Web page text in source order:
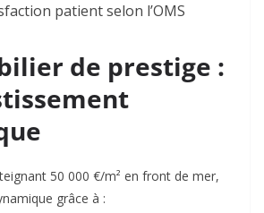
patient selon l’OMS
de prestige :
50 000 €/m² en front de mer,
grâce à :